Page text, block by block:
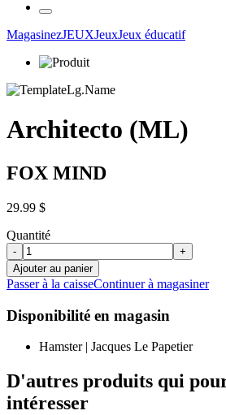
MagasinezJEUXJeuxJeux éducatif
Architecto (ML)
FOX MIND
29.99 $
Quantité
-
+
Ajouter au panier
Passer à la caisseContinuer à magasiner
Disponibilité en magasin
Hamster | Jacques Le Papetier
D'autres produits qui
intéresser